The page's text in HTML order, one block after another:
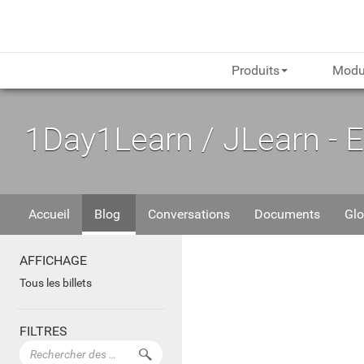
Produits
1Day1Learn / JLearn -
Accueil Blog Conversations Documents
AFFICHAGE
Tous les billets
FILTRES